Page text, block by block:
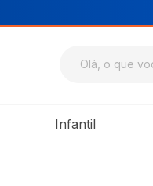
Infantil